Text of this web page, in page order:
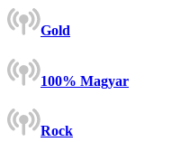
Gold
100% Magyar
Rock